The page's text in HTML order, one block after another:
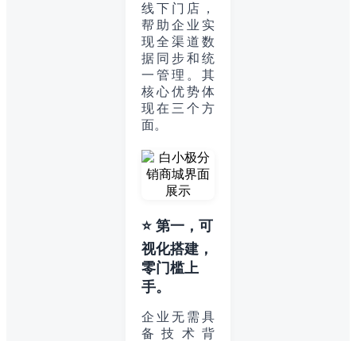
线下门店，
帮助企业实
现全渠道数
据同步和统
一管理。其
核心优势体
现在三个方
面。
⭐ 第一，可
视化搭建，
零门槛上
手。
企业无需具
备技术背